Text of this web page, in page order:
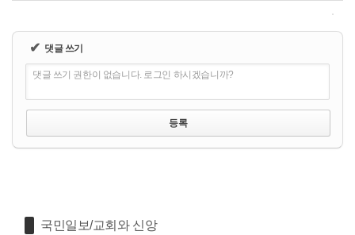
✔ 댓글 쓰기
댓글 쓰기 권한이 없습니다. 로그인 하시겠습니까?
국민일보/교회와 신앙